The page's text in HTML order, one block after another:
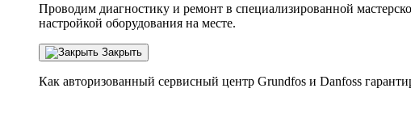
Проводим диагностику и ремонт в специализированной
настройкой оборудования на месте.
Закрыть
Как авторизованный сервисный центр Grundfos и Danfoss